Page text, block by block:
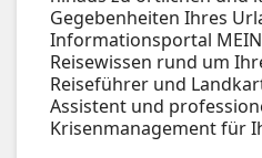
Gegebenheiten Ihres
Informationsportal
Reisewissen rund um
Reiseführer und
Assistent und
Krisenmanagement für